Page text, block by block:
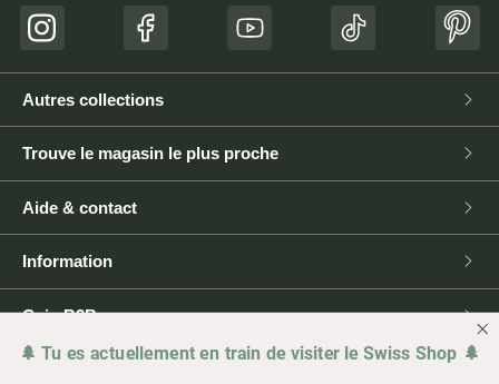
Instagram Facebook YouTube TikTok
Autres collections
Trouve le magasin le plus proche
Aide & contact
Information
Coin B2B
🌲 Tu es actuellement en train de visiter le Swiss Shop 🌲